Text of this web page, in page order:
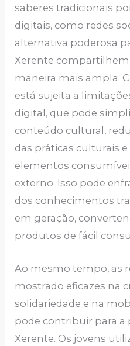
saberes tradicionais
digitais, como redes
alternativa poderosa
Xerente
maneira mais ampla.
está sujeita a
digital, que pode
conteúdo cultural,
das práticas culturais
elementos
externo. Isso pode
dos conhecimentos
em geração,
produtos de fácil
Ao mesmo tempo, as
mostrado eficazes na
solidariedade e na
pode contribuir para a
Xerente. Os jovens